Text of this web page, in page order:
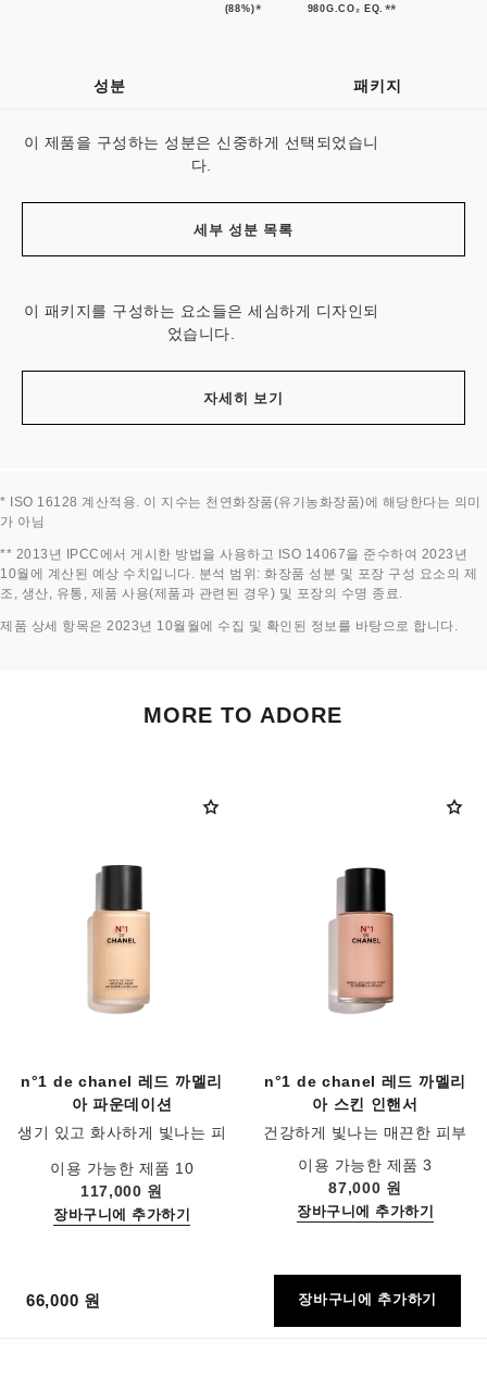
(88%)*
980G.CO₂ EQ. **
성분 패키지
이 제품을 구성하는 성분은 신중하게 선택되었습니
다.
세부 성분 목록
이 패키지를 구성하는 요소들은 세심하게 디자인되
었습니다.
자세히 보기
* ISO 16128 계산적용. 이 지수는 천연화장품(유기농화장품)에 해당한다는 의미
가 아님
제목으로 돌아가기↩
** 2013년 IPCC에서 게시한 방법을 사용하고 ISO 14067을 준수하여 2023년
10월에 계산된 예상 수치입니다. 분석 범위: 화장품 성분 및 포장 구성 요소의 제
조, 생산, 유통, 제품 사용(제품과 관련된 경우) 및 포장의 수명 종료.
제목으로 돌아가기↩
제품 상세 항목은 2023년 10월월에 수집 및 확인된 정보를 바탕으로 합니다.
MORE TO ADORE
n°1 de chanel 레드 까멜리
아 파운데이션
생기 있고 화사하게 빛나는 피
레퍼런스 145764
이용 가능한 제품 10
117,000 원
장바구니에 추가하기
n°1 de chanel 레드 까멜리
아 스킨 인핸서
건강하게 빛나는 매끈한 피부
레퍼런스 145181
이용 가능한 제품 3
87,000 원
장바구니에 추가하기
66,000 원 장바구니에 추가하기